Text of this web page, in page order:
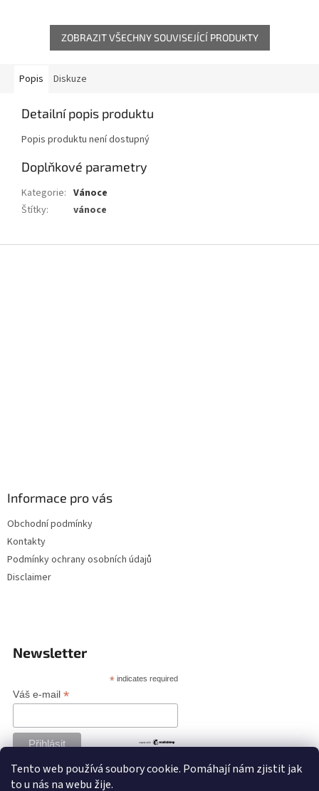
Tento web používá soubory cookie. Pomáhají nám zjistit jak
to u nás na webu žije.
ZOBRAZIT VŠECHNY SOUVISEJÍCÍ PRODUKTY
Popis Diskuze
Detailní popis produktu
Popis produktu není dostupný
Doplňkové parametry
Kategorie: Vánoce
Štítky: vánoce
Informace pro vás
Obchodní podmínky
Kontakty
Podmínky ochrany osobních údajů
Disclaimer
Newsletter
* indicates required
Váš e-mail *